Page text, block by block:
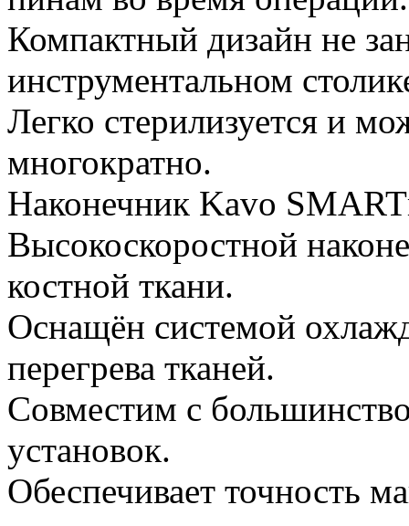
Компактный дизайн не
инструментальном
Легко стерилизуется и
многократно.
Наконечник Kavo
Высокоскоростной
костной ткани.
Оснащён системой
перегрева тканей.
Совместим с
установок.
Обеспечивает точность